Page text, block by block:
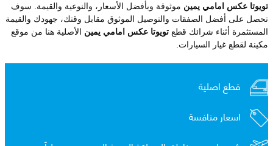
تويوتا عكس امامي يمين موثوقة وبأفضل الأسعار، والنوعية والقيمة. سوف
تحصل على أفضل الصفقات والتوصيل الموثوق مقابل وقتك، جهودك والقيمة
المستثمرة أثناء شرائك قطع تويوتا عكس امامي يمين الأصلية هنا من موقع
مكينة لقطع غيار السيارات.
قطع اصلية
اسعار منافسة